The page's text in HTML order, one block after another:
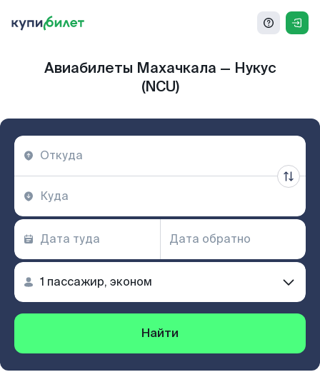
Авиабилеты Махачкала — Нукус
(NCU)
Найти